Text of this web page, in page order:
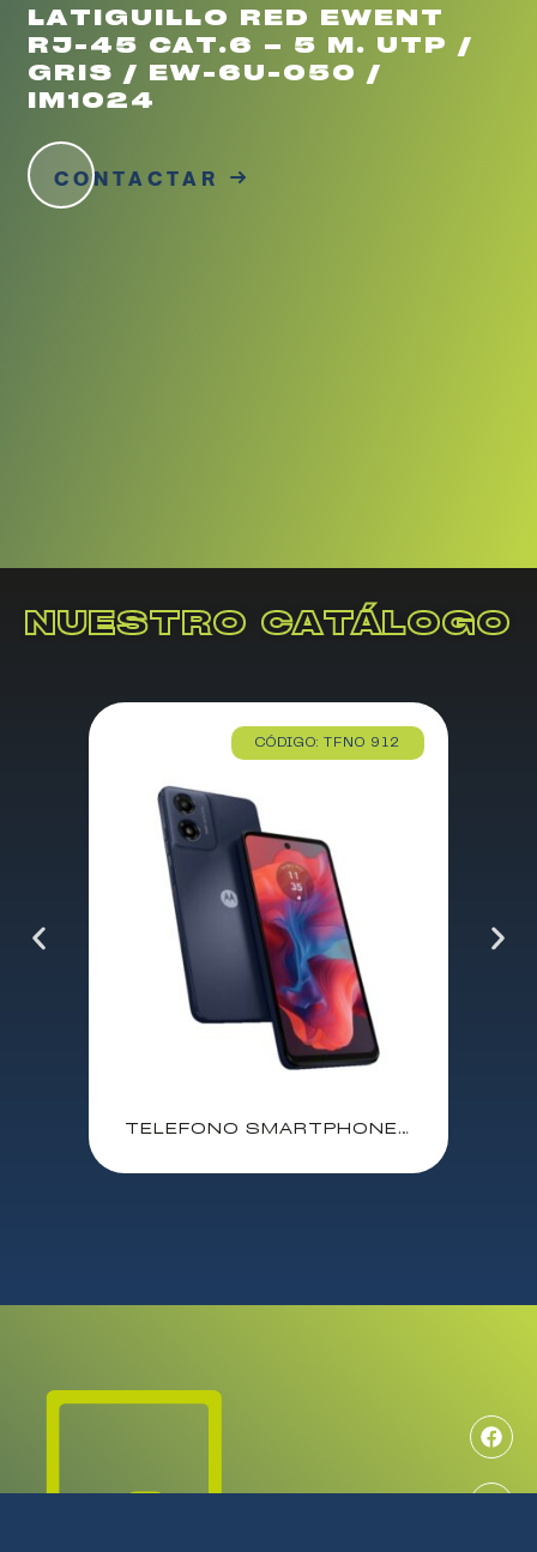
LATIGUILLO RED EWENT
RJ-45 CAT.6 – 5 M. UTP /
GRIS / EW-6U-050 /
IM1024
CONTACTAR
NUESTRO CATÁLOGO
CÓDIGO: TFNO 912
TELEFONO SMARTPHONE MOTOROLA MOTO G04S CONCORD BLACK / 6.56″ / UNISOC T606 1.6 Ghz / 8 GB / 128 GB / 50 Mpx – 5 Mpx / NFC / 5000mAh / ANDROID 14 / PB360027ES